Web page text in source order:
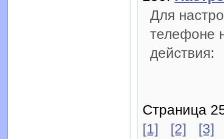
Для
телефоне
действия:
Страница
[1]
[2]
[3]